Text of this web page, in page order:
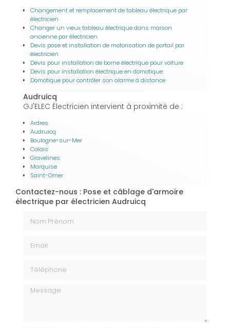
Changement et remplacement de tableau électrique par
électricien
Changer un vieux tableau électrique dans maison
ancienne par électricien
Devis pose et installation de motorisation de portail par
électricien
Devis pour installation de borne électrique pour voiture
Devis pour installation électrique en domotique
Domotique pour contrôler son alarme à distance
Audruicq
GJ'ELEC Électricien intervient à proximité de :
Ardres
Audruicq
Boulogne-sur-Mer
Calais
Gravelines
Marquise
Saint-Omer
Contactez-nous : Pose et câblage d'armoire
électrique par électricien Audruicq
Message